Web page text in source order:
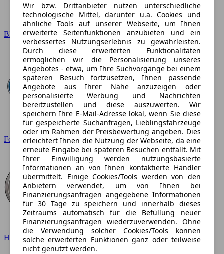
BMW
Ford
Hyundai
Wir bzw. Drittanbieter nutzen unterschiedliche
technologische Mittel, darunter u.a. Cookies und
ähnliche Tools auf unserer Webseite, um Ihnen
erweiterte Seitenfunktionen anzubieten und ein
verbessertes Nutzungserlebnis zu gewährleisten.
Durch diese erweiterten Funktionalitäten
ermöglichen wir die Personalisierung unseres
Angebotes - etwa, um Ihre Suchvorgänge bei einem
späteren Besuch fortzusetzen, Ihnen passende
Angebote aus Ihrer Nähe anzuzeigen oder
personalisierte Werbung und Nachrichten
bereitzustellen und diese auszuwerten. Wir
speichern Ihre E-Mail-Adresse lokal, wenn Sie diese
für gespeicherte Suchanfragen, Lieblingsfahrzeuge
oder im Rahmen der Preisbewertung angeben. Dies
erleichtert Ihnen die Nutzung der Webseite, da eine
erneute Eingabe bei späteren Besuchen entfällt. Mit
Ihrer Einwilligung werden nutzungsbasierte
Informationen an von Ihnen kontaktierte Händler
übermittelt. Einige Cookies/Tools werden von den
Anbietern verwendet, um von Ihnen bei
Finanzierungsanfragen angegebene Informationen
für 30 Tage zu speichern und innerhalb dieses
Zeitraums automatisch für die Befüllung neuer
Finanzierungsanfragen wiederzuverwenden. Ohne
die Verwendung solcher Cookies/Tools können
solche erweiterten Funktionen ganz oder teilweise
nicht genutzt werden.